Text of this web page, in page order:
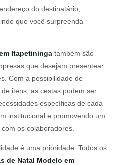
do destinatário,
que você surpreenda
Itapetininga também são
que desejam presentear
Com a possibilidade de
itens, as cestas podem ser
específicas de cada
institucional e promovendo um
os colaboradores.
é uma prioridade. Todos os
de Natal Modelo em